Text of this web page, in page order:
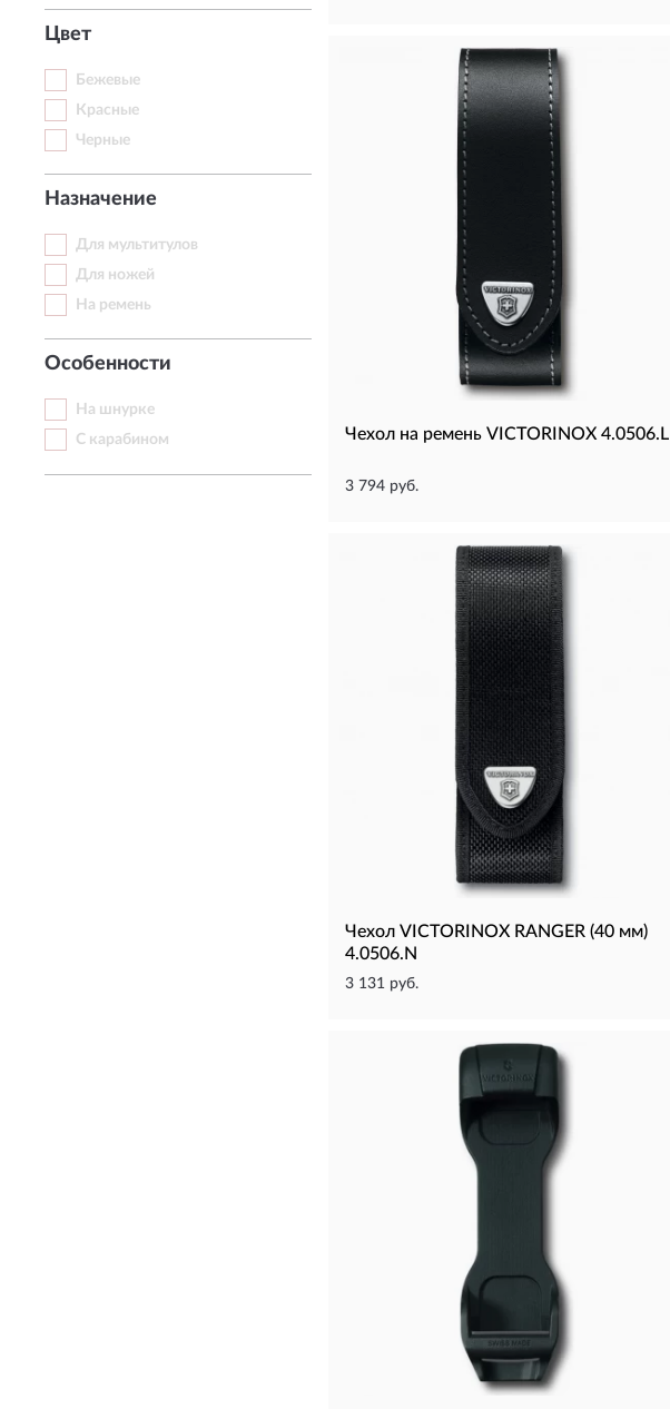
Цвет
Бежевые
Красные
Черные
Назначение
Для мультитулов
Для ножей
На ремень
Особенности
На шнурке
С карабином
Чехол на ремень VICTORINOX 4.0506.L
3 794 руб.
Чехол VICTORINOX RANGER (40 мм)
4.0506.N
3 131 руб.